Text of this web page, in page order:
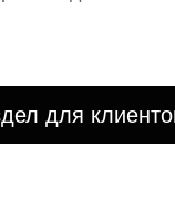
для